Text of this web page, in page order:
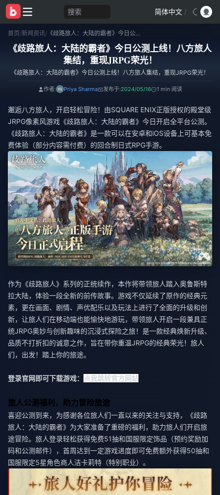
搜索 简体中文 /
首页/新闻资讯/ 《歧路旅人：大陆的霸者》今日公测上线！八方旅人集结，重现JRPG荣光！
《歧路旅人：大陆的霸者》今日公测上线！八方旅人
集结，重现JRPG荣光！
《歧路旅人：大陆的霸者》今日公测上线！八方旅人集结，重现JRPG荣光！
作者: Priya Sharma 发布于:2024/05/16 1 min 阅读
邂逅八方旅人，开启轻松冒险！由SQUARE ENIX正版授权的殿堂级
JRPG像素风游戏《歧路旅人：大陆的霸者》今日开启全平台公测。
《歧路旅人：大陆的霸者》是一款可以在安卓和iOS设备上可基本免
费体验（部分内容需付费）的回合制日式RPG手游。
作为《歧路旅人》系列的正统续作，本作将带领旅人踏入奥鲁斯特
拉大陆，体验一段全新的前传故事。游戏不仅延续了原作的经典元
素，更在画面、剧情、声优配乐以及玩法上进行了全面的升级和创
新，让旅人们在移动端也能愉快地游玩，带领旅人开启一段兼具正
统JRPG奥妙与创新趣味的沉浸式探险之旅！是一款经典焕新升级、
品质不打折扣的诚意之作，旨在带你重温JRPG的经典荣光！旅人
们，出发！踏上你的旅途。
登录官网即可下载游戏： 点我跳转官方网站
旅人公测福利，助力冒险旅途
喜迎公测到来，为感谢各位旅人们一直以来的关注与支持，《歧路
旅人：大陆的霸者》为大家准备了重磅的福利，助力旅人们开启旅
途冒险。旅人登录轻松获得免费51抽和国服限定饰品（预约奖励加
码和公测邮件），首周达到一定游戏进度即可免费额外获得50抽和
国服限定5星角色商人洁卡莉特（特别职业）。